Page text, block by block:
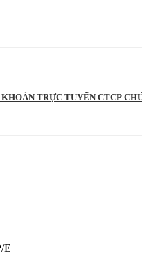
TRỰC TUYẾN CTCP
E